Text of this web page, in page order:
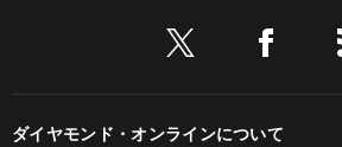
ダイヤモンド・オンラインについて